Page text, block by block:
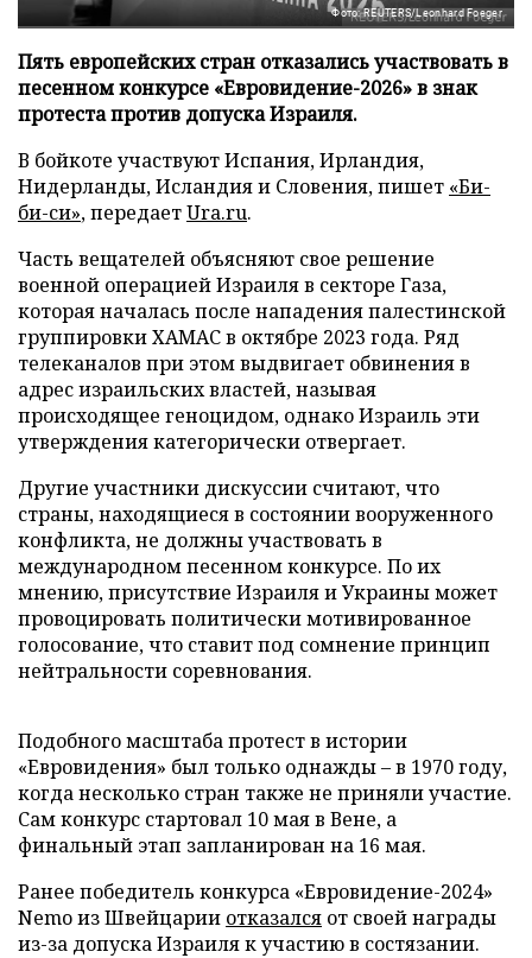
Фото: REUTERS/Leonhard Foeger
Пять европейских стран отказались участвовать в
песенном конкурсе «Евровидение-2026» в знак
протеста против допуска Израиля.
В бойкоте участвуют Испания, Ирландия,
Нидерланды, Исландия и Словения, пишет «Би-
би-си», передаетUra.ru.
Часть вещателей объясняют свое решение
военной операцией Израиля в секторе Газа,
которая началась после нападения палестинской
группировки ХАМАС в октябре 2023 года. Ряд
телеканалов при этом выдвигает обвинения в
адрес израильских властей, называя
происходящее геноцидом, однако Израиль эти
утверждения категорически отвергает.
Другие участники дискуссии считают, что
страны, находящиеся в состоянии вооруженного
конфликта, не должны участвовать в
международном песенном конкурсе. По их
мнению, присутствие Израиля и Украины может
провоцировать политически мотивированное
голосование, что ставит под сомнение принцип
нейтральности соревнования.
Подобного масштаба протест в истории
«Евровидения» был только однажды – в 1970 году,
когда несколько стран также не приняли участие.
Сам конкурс стартовал 10 мая в Вене, а
финальный этап запланирован на 16 мая.
Ранее победитель конкурса «Евровидение-2024»
Nemo из Швейцарии отказался от своей награды
из-за допуска Израиля к участию в состязании.